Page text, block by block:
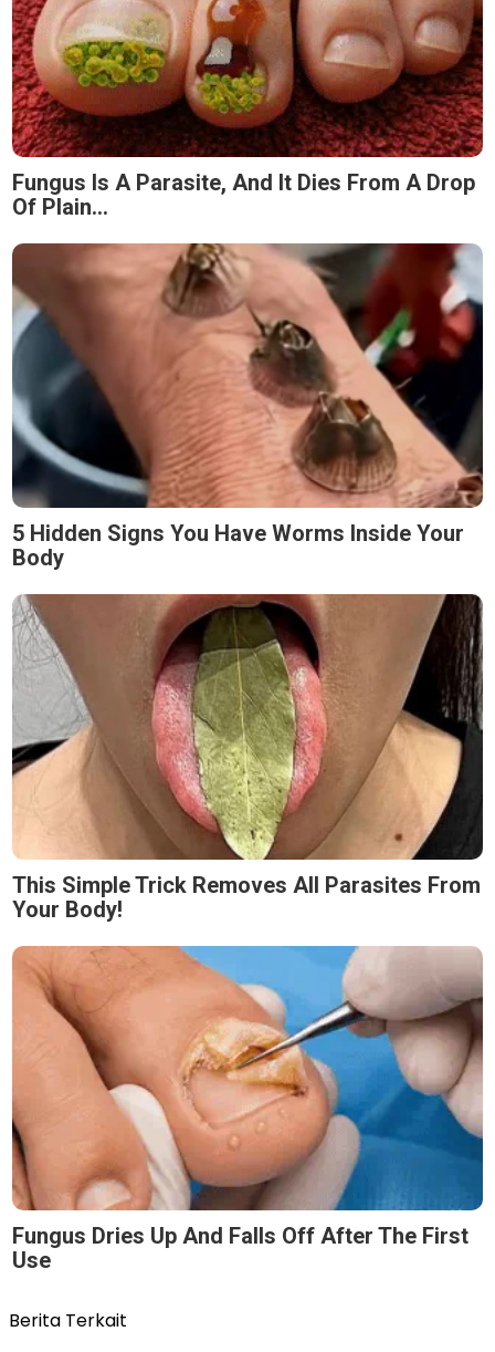
Fungus Is A Parasite, And It Dies From A Drop
Of Plain...
5 Hidden Signs You Have Worms Inside Your
Body
This Simple Trick Removes All Parasites From
Your Body!
Fungus Dries Up And Falls Off After The First
Use
Berita Terkait